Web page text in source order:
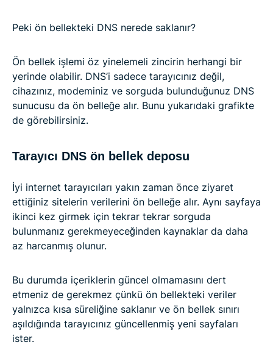
Peki ön bellekteki DNS nerede saklanır?
Ön bellek işlemi öz yinelemeli zincirin herhangi bir
yerinde olabilir. DNS’i sadece tarayıcınız değil,
cihazınız, modeminiz ve sorguda bulunduğunuz DNS
sunucusu da ön belleğe alır. Bunu yukarıdaki grafikte
de görebilirsiniz.
Tarayıcı DNS ön bellek deposu
İyi internet tarayıcıları yakın zaman önce ziyaret
ettiğiniz sitelerin verilerini ön belleğe alır. Aynı sayfaya
ikinci kez girmek için tekrar tekrar sorguda
bulunmanız gerekmeyeceğinden kaynaklar da daha
az harcanmış olunur.
Bu durumda içeriklerin güncel olmamasını dert
etmeniz de gerekmez çünkü ön bellekteki veriler
yalnızca kısa süreliğine saklanır ve ön bellek sınırı
aşıldığında tarayıcınız güncellenmiş yeni sayfaları
ister.